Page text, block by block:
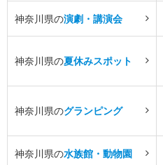
神奈川県の演劇・講演会
神奈川県の夏休みスポット
神奈川県のグランピング
神奈川県の水族館・動物園